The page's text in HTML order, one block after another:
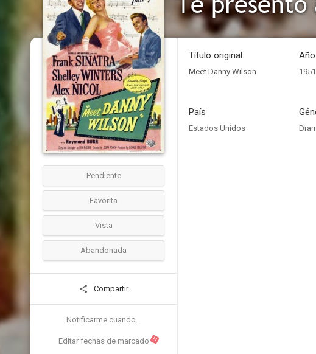
Pendiente
Favorita
Vista
Abandonada
Compartir
Notificarme cuando...
Editar fechas de marcado N
Título original
Meet Danny Wilson
Año
1951
País
Estados Unidos